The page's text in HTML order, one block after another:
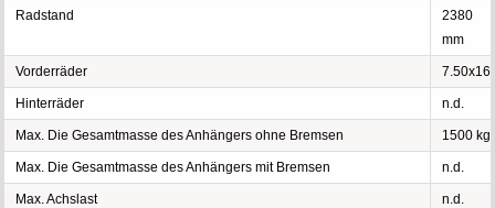
Radstand
2380
mm
Vorderräder 7.50x16
Hinterräder n.d.
Max. Die Gesamtmasse des Anhängers ohne Bremsen 1500 kg
Max. Die Gesamtmasse des Anhängers mit Bremsen n.d.
Max. Achslast n.d.